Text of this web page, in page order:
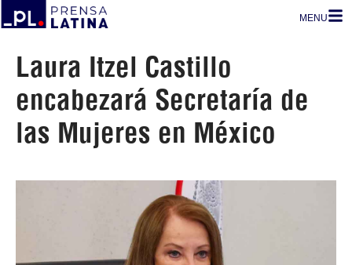
MENU
Laura Itzel Castillo
encabezará Secretaría de
las Mujeres en México